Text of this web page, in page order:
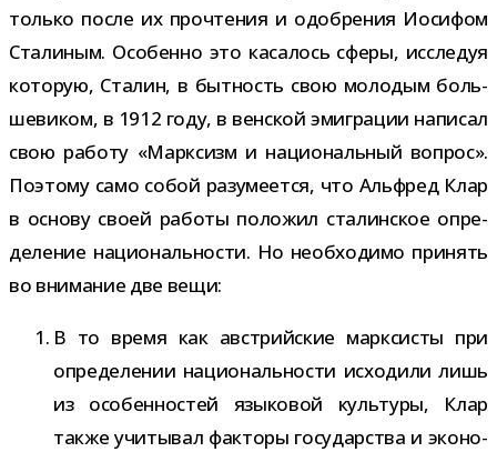
только после их про­чте­ния и одоб­ре­ния Иосифом
Сталиным. Особенно это каса­лось сферы, иссле­дуя
кото­рую, Сталин, в быт­ность свою моло­дым боль­
ше­ви­ком, в 1912 году, в вен­ской эми­гра­ции напи­сал
свою работу «Марксизм и наци­о­наль­ный вопрос».
Поэтому само собой разу­ме­ется, что Альфред Клар
в основу своей работы поло­жил ста­лин­ское опре­
де­ле­ние наци­о­наль­но­сти. Но необ­хо­димо при­нять
во вни­ма­ние две вещи:
В то время как австрий­ские марк­си­сты при
опре­де­ле­нии наци­о­наль­но­сти исхо­дили лишь
из осо­бен­но­стей язы­ко­вой куль­туры, Клар
также учи­ты­вал фак­торы госу­дар­ства и эко­но­